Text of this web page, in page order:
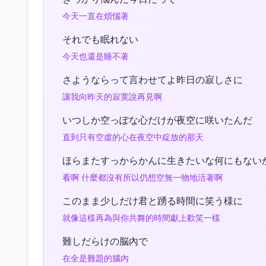
今天一直在煩惱著
それでも眠れない
今天也還是睡不著
さようならって言わせてよ昨日の寂しさに
讓我向昨天的寂寞說再見啊
いつしか空っぽな心だけが夜空に咲いたんだ
直到只有空虛的心在夜空中綻放的那天
ほらまたすっからかんに生きたいな何にもない
看啊 什麼都沒有所以仍想空無一物地活著啊
このまま少しだけ君と踴る時間に笑う様に
就像這樣再為與你共舞的時間獻上歡笑一樣
難しだらけの脳內で
在全是難題的腦內